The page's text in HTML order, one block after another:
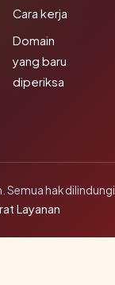
Cara kerja
Domain
yang baru
diperiksa
hak dilindungi.
Layanan